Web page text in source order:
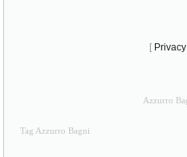
[ Privacy
Azzurro
Tag Azzurro Bagni